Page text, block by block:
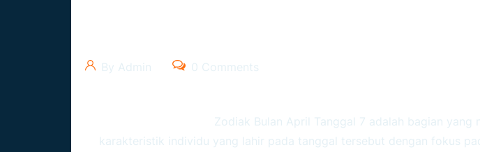
By Admin 0 Comments
Zodiak Bulan April Tanggal 7 adalah bagian yang
karakteristik individu yang lahir pada tanggal tersebut dengan fokus